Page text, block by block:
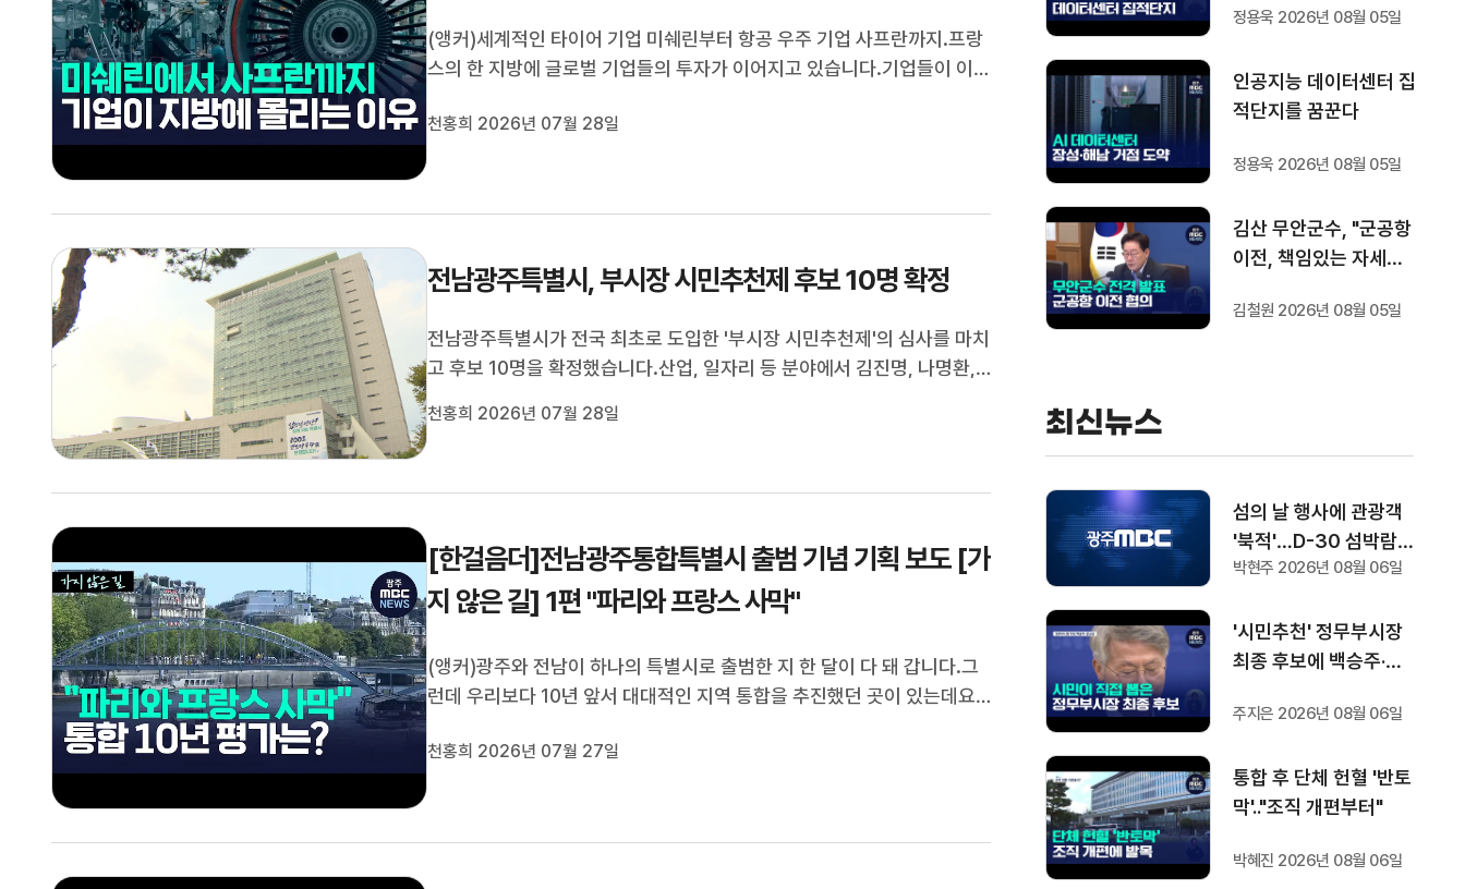
(앵커)세계적인 타이어 기업 미쉐린부터 항공 우주 기업 사프란까지.프랑
스의 한 지방에 글로벌 기업들의 투자가 이어지고 있습니다.기업들이 이곳
천홍희 기자가 프랑스 오베르뉴론알프에서 그 이유를 취재했습니다. (기
천홍희 2026년 07월 28일
전남광주특별시, 부시장 시민추천제 후보 10명 확정
전남광주특별시가 전국 최초로 도입한 '부시장 시민추천제'의 심사를 마치
고 후보 10명을 확정했습니다.산업, 일자리 등 분야에서 김진명, 나명환,
향, 박현주, 오미란, 윤난실, 채은지가 이름을 올렸습니다.다음 달(8) 1일
천홍희 2026년 07월 28일
[한걸음더]전남광주통합특별시 출범 기념 기획 보도 [가
지 않은 길] 1편 "파리와 프랑스 사막"
(앵커)광주와 전남이 하나의 특별시로 출범한 지 한 달이 다 돼 갑니다.그
런데 우리보다 10년 앞서 대대적인 지역 통합을 추진했던 곳이 있는데요.
통합은 어떤 변화를 가져왔을까요?전남광주통합특별시 출범 기념 기획보
천홍희 2026년 07월 27일
정용욱 2026년 08월 05일
인공지능 데이터센터 집
적단지를 꿈꾼다
정용욱 2026년 08월 05일
김산 무안군수, "군공항
이전, 책임있는 자세로
김철원 2026년 08월 05일
최신뉴스
섬의 날 행사에 관광객
'북적'…D-30 섬박람회
기대감도
박현주 2026년 08월 06일
'시민추천' 정무부시장
최종 후보에 백승주·윤
주지은 2026년 08월 06일
통합 후 단체 헌혈 '반토
막'.."조직 개편부터"
박혜진 2026년 08월 06일